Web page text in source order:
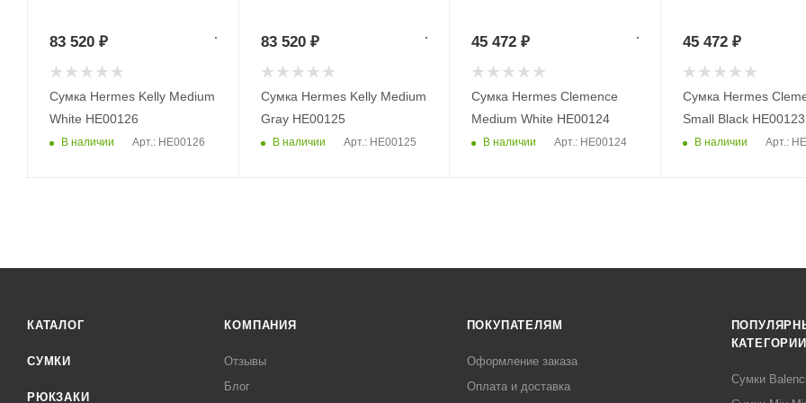
Сумка Hermes Kelly Medium
White HE00126
В наличии Арт.: HE00126
83 520₽
Сумка Hermes Kelly Medium
Gray HE00125
В наличии Арт.: HE00125
83 520₽
Сумка Hermes Clemence
Medium White HE00124
В наличии Арт.: HE00124
45 472 ₽
Сумка Hermes
Small Black HE00123
В наличии Арт.:
45 472 ₽
КАТАЛОГ
СУМКИ
РЮКЗАКИ
КОМПАНИЯ
Отзывы
Блог
ПОКУПАТЕЛЯМ
Оформление заказа
Оплата и доставка
КАТЕГОРИИ
Сумки